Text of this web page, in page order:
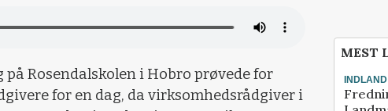
på Rosendalskolen i Hobro prøvede for
for en dag, da virksomhedsrådgiver i
MEST
INDLAND